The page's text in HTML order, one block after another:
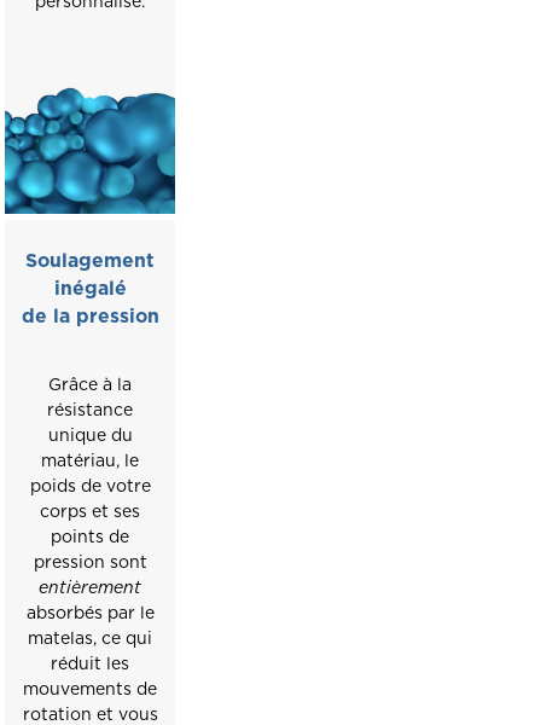
Soulagement
inégalé
de la pression
Grâce à la
résistance
unique du
matériau, le
poids de votre
corps et ses
points de
pression sont
entièrement
absorbés par le
matelas, ce qui
réduit les
mouvements de
rotation et vous